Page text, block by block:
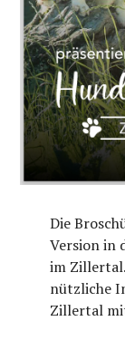
Die
Version in
im
nützliche
Zillertal